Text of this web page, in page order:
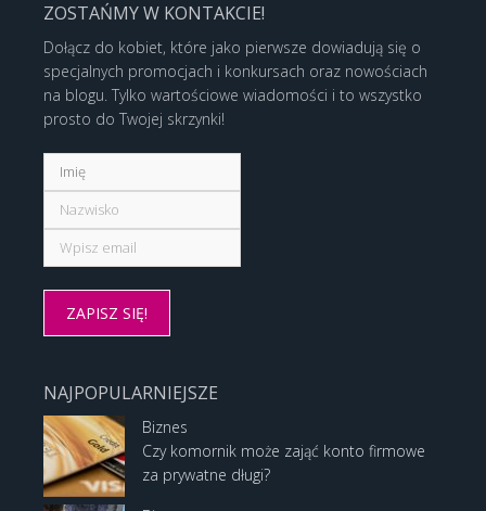
ZOSTAŃMY W KONTAKCIE!
Dołącz do kobiet, które jako pierwsze dowiadują się o
specjalnych promocjach i konkursach oraz nowościach
na blogu. Tylko wartościowe wiadomości i to wszystko
prosto do Twojej skrzynki!
NAJPOPULARNIEJSZE
Biznes
Czy komornik może zająć konto firmowe
za prywatne długi?